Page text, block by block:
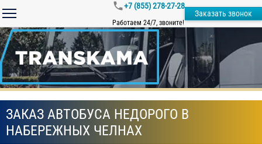
+7 (855) 278-27-28
Работаем 24/7, звоните!
Заказать звонок
ЗАКАЗ АВТОБУСА НЕДОРОГО В
НАБЕРЕЖНЫХ ЧЕЛНАХ